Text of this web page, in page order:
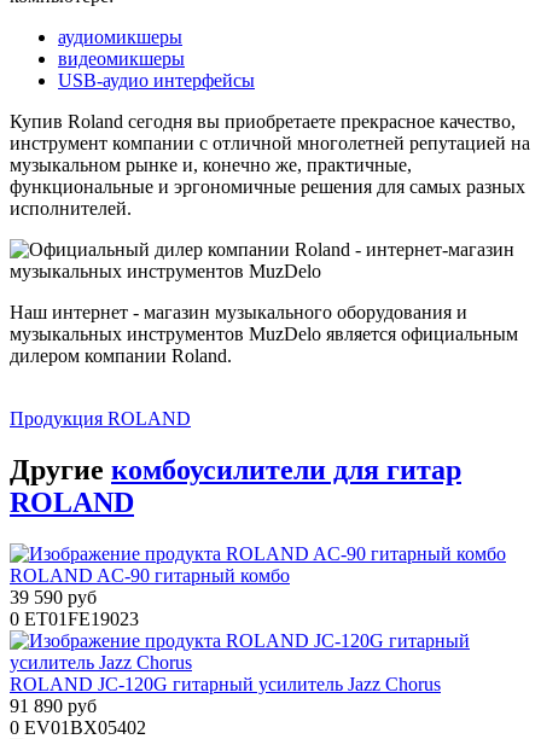
аудиомикшеры
видеомикшеры
USB-аудио интерфейсы
Купив Roland сегодня вы приобретаете прекрасное качество,
инструмент компании с отличной многолетней репутацией на
музыкальном рынке и, конечно же, практичные,
функциональные и эргономичные решения для самых разных
исполнителей.
Наш интернет - магазин музыкального оборудования и
музыкальных инструментов MuzDelo является официальным
дилером компании Roland.
Продукция ROLAND
Другие комбоусилители для гитар
ROLAND
ROLAND AC-90 гитарный комбо
39 590 руб
0 ET01FE19023
ROLAND JC-120G гитарный усилитель Jazz Chorus
91 890 руб
0 EV01BX05402